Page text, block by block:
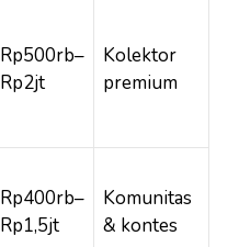
Rp500rb–
Rp2jt
Kolektor
premium
Rp400rb–
Rp1,5jt
Komunitas
& kontes